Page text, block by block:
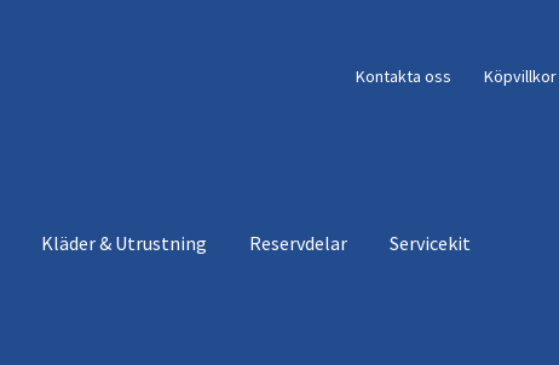
Kontakta oss Köpvillkor
Kläder & Utrustning Reservdelar Servicekit